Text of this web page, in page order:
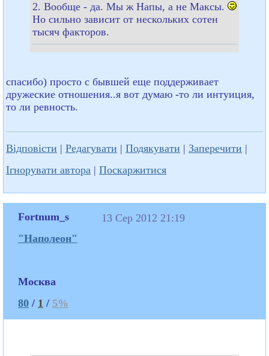
2. Вообще - да. Мы ж Напы, а не Максы.
Но сильно зависит от нескольких сотен
тысяч факторов.
спасибо) просто с бывшей еще поддерживает
дружеские отношения..я вот думаю -то ли интуиция,
то ли ревность.
Відповісти | Редагувати | Подякувати | Заперечити |
Ігнорувати автора | Поскаржитися
Fortnum_s
"Наполеон"
Москва
80 / 1 / 5%
13 Сер 2012 21:19